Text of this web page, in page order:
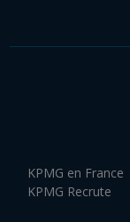
KPMG en France
KPMG Recrute